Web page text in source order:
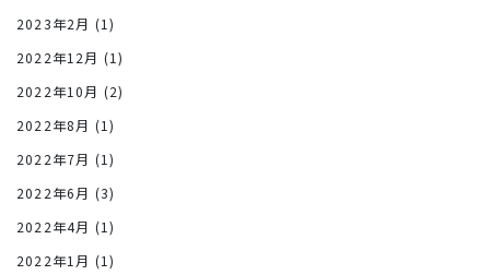
2023年2月 (1)
2022年12月 (1)
2022年10月 (2)
2022年8月 (1)
2022年7月 (1)
2022年6月 (3)
2022年4月 (1)
2022年1月 (1)